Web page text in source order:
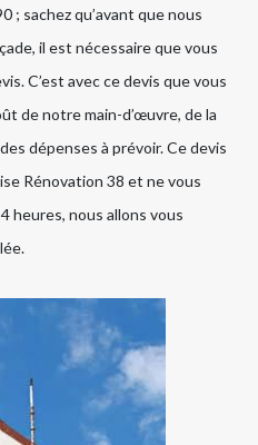
; sachez qu’avant que nous
il est nécessaire que vous
C’est avec ce devis que vous
de notre main-d’œuvre, de la
dépenses à prévoir. Ce devis
Rénovation 38 et ne vous
heures, nous allons vous